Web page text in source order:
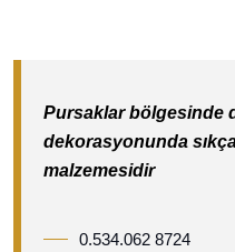
Pursaklar bölgesinde
dekorasyonunda
malzemesidir
0.534.062 8724